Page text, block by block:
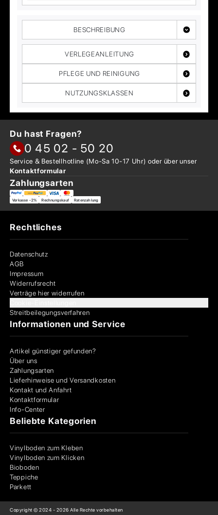
BESCHREIBUNG
VERLEGEANLEITUNG
PFLEGE UND REINIGUNG
NUTZUNGSKLASSEN
Du hast Fragen?
0 45 02 - 50 20
Service & Bestellhotline (Mo-Sa 10-17 Uhr) oder überunser
Kontaktformular
Zahlungsarten
Vorkasse -2% Rechnungskauf Ratenzahlung
Rechtliches
Datenschutz
AGB
Impressum
Widerrufsrecht
Verträge hier widerrufen
Streitbeilegungsverfahren
Informationen und Service
Artikel günstiger gefunden?
Über uns
Zahlungsarten
Lieferhinweise und Versandkosten
Kontakt und Anfahrt
Kontaktformular
Info-Center
Beliebte Kategorien
Vinylboden zum Kleben
Vinylboden zum Klicken
Bioboden
Teppiche
Parkett
Copyright © 2024 - 2026 Alle Rechte vorbehalten